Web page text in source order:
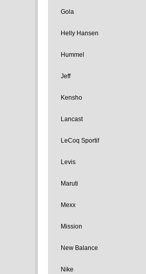
Gola
Helly Hansen
Hummel
Jeff
Kensho
Lancast
LeCoq Sportif
Levis
Maruti
Mexx
Mission
New Balance
Nike